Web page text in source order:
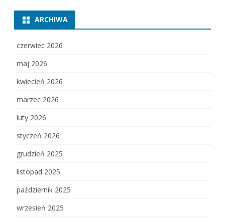
ARCHIWA
czerwiec 2026
maj 2026
kwiecień 2026
marzec 2026
luty 2026
styczeń 2026
grudzień 2025
listopad 2025
październik 2025
wrzesień 2025